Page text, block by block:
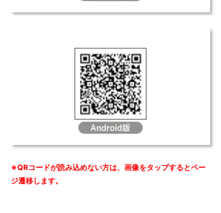
※QRコードが読み込めない方は、画像をタップするとペー
ジ遷移します。